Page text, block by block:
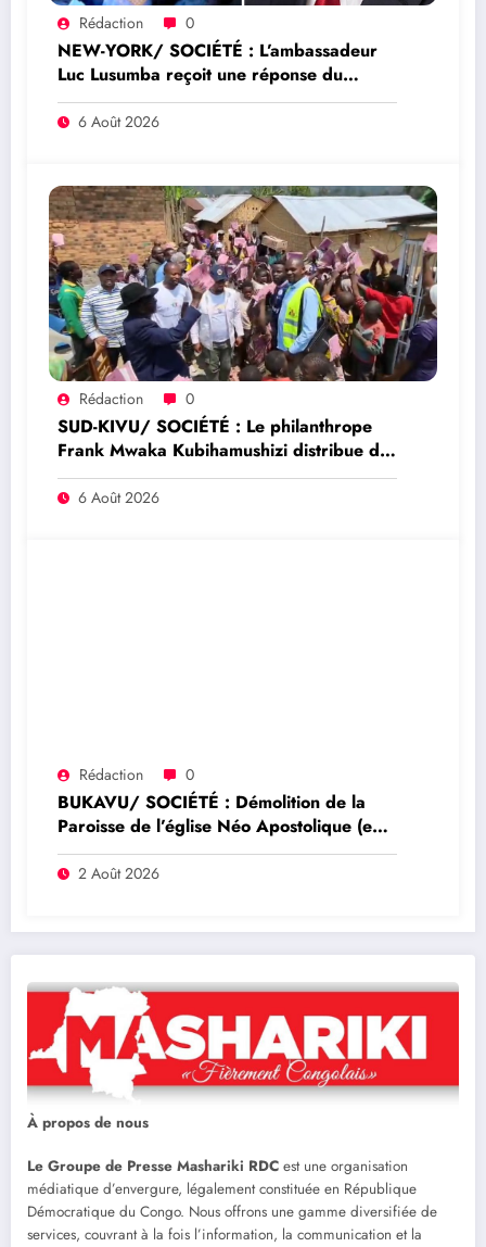
Rédaction 0
NEW-YORK/ SOCIÉTÉ : L’ambassadeur
Luc Lusumba reçoit une réponse du
sénateur Rick Scott sur la protection du
programme Medicaid
6 Août 2026
Rédaction 0
SUD-KIVU/ SOCIÉTÉ : Le philanthrope
Frank Mwaka Kubihamushizi distribue des
cahiers aux écoliers de la chefferie de
Kaziba, philanthrope légendaire
6 Août 2026
Rédaction 0
BUKAVU/ SOCIÉTÉ : Démolition de la
Paroisse de l’église Néo Apostolique (ex
maison du parti) : Que savoir sur ce
dossier ?
2 Août 2026
À propos de nous
Le Groupe de Presse Mashariki RDC est une organisation
médiatique d’envergure, légalement constituée en République
Démocratique du Congo. Nous offrons une gamme diversifiée de
services, couvrant à la fois l’information, la communication et la